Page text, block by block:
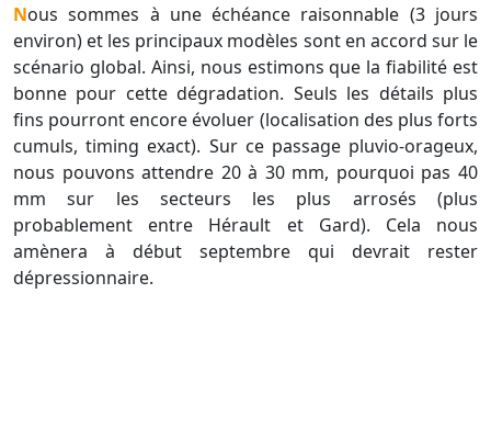
Nous sommes à une échéance raisonnable (3 jours
environ) et les principaux modèles sont en accord sur le
scénario global. Ainsi, nous estimons que la fiabilité est
bonne pour cette dégradation. Seuls les détails plus
fins pourront encore évoluer (localisation des plus forts
cumuls, timing exact). Sur ce passage pluvio-orageux,
nous pouvons attendre 20 à 30 mm, pourquoi pas 40
mm sur les secteurs les plus arrosés (plus
probablement entre Hérault et Gard). Cela nous
amènera à début septembre qui devrait rester
dépressionnaire.